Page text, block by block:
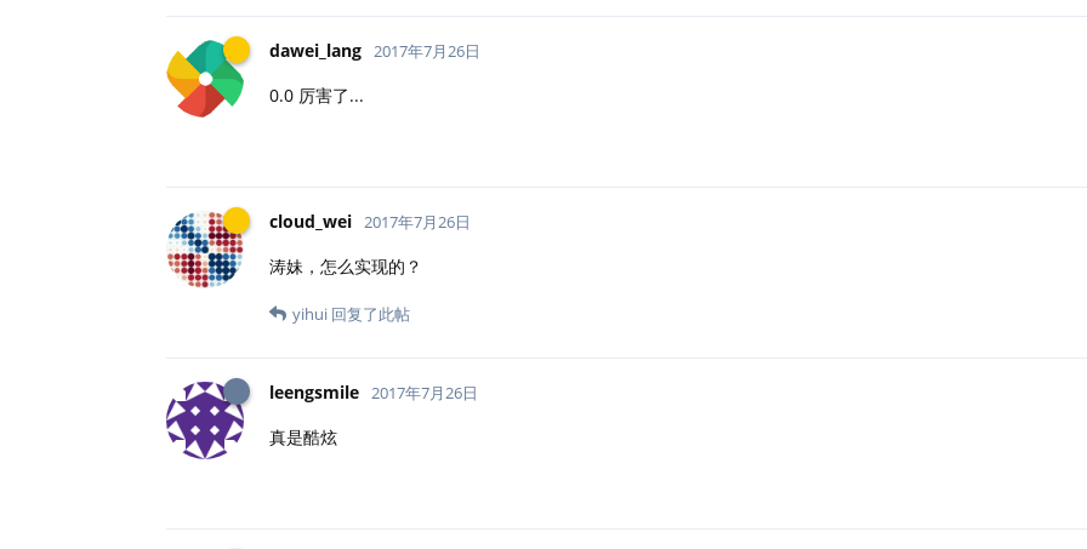
dawei_lang 2017年7月26日
0.0 厉害了...
cloud_wei 2017年7月26日
涛妹，怎么实现的？
yihui 回复了此帖
leengsmile 2017年7月26日
真是酷炫